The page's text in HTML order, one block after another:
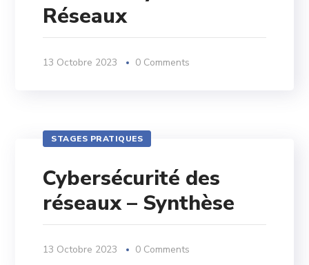
Réseaux
13 Octobre 2023 0 Comments
STAGES PRATIQUES
Cybersécurité des
réseaux – Synthèse
13 Octobre 2023 0 Comments